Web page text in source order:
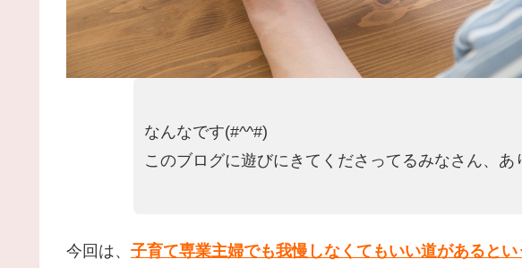
なんなです(#^^#)
このブログに遊びにきてくださってるみなさん、あ
今回は、 子育て専業主婦でも我慢しなくてもいい道があるとい